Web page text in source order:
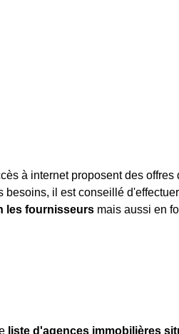
à internet proposent des offres
il est conseillé
les fournisseurs mais aussi en
liste d'agences immobilières